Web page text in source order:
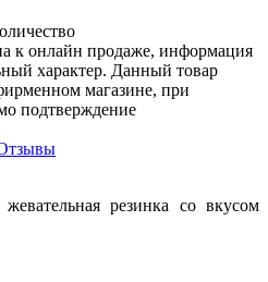
к онлайн продаже, информация
характер. Данный товар
магазине, при
подтверждение
резинка со вкусом